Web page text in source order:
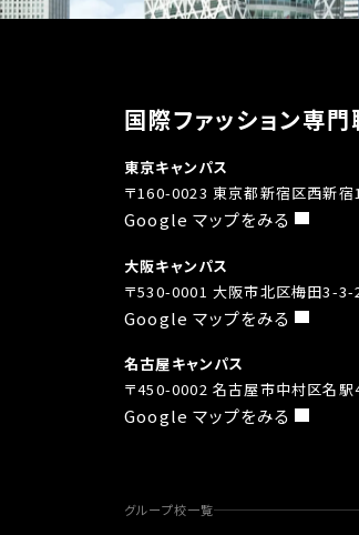
国際ファッション専
東京キャンパス
〒160-0023 東京都新宿区西新
Google マップをみる
大阪キャンパス
〒530-0001 大阪市北区梅田3-3-
Google マップをみる
名古屋キャンパス
〒450-0002 名古屋市中村区名駅
Google マップをみる
グループ校一覧